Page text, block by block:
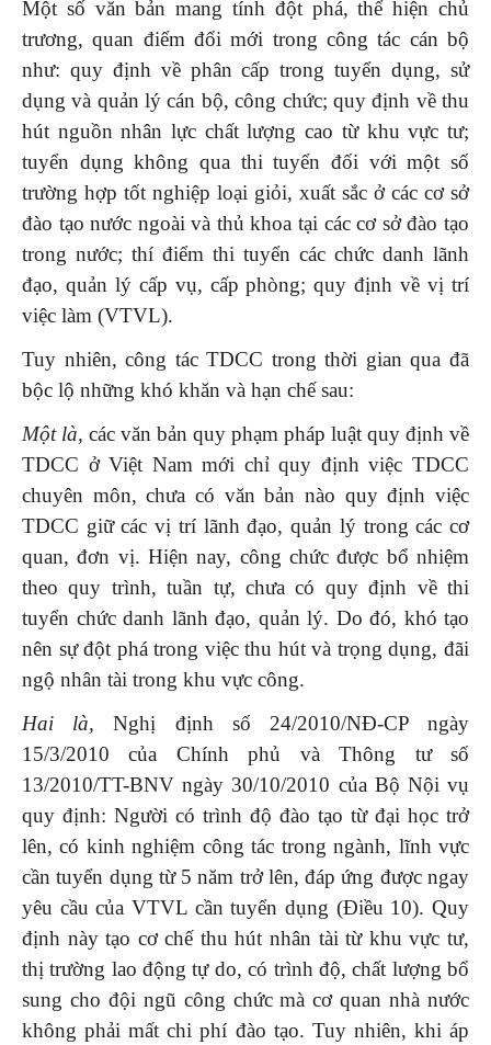
Một số văn bản mang tính đột phá, thể hiện chủ
trương, quan điểm đổi mới trong công tác cán bộ
như: quy định về phân cấp trong tuyển dụng, sử
dụng và quản lý cán bộ, công chức; quy định về thu
hút nguồn nhân lực chất lượng cao từ khu vực tư;
tuyển dụng không qua thi tuyển đối với một số
trường hợp tốt nghiệp loại giỏi, xuất sắc ở các cơ sở
đào tạo nước ngoài và thủ khoa tại các cơ sở đào tạo
trong nước; thí điểm thi tuyển các chức danh lãnh
đạo, quản lý cấp vụ, cấp phòng; quy định về vị trí
việc làm (VTVL).
Tuy nhiên, công tác TDCC trong thời gian qua đã
bộc lộ những khó khăn và hạn chế sau:
Một là, các văn bản quy phạm pháp luật quy định về
TDCC ở Việt Nam mới chỉ quy định việc TDCC
chuyên môn, chưa có văn bản nào quy định việc
TDCC giữ các vị trí lãnh đạo, quản lý trong các cơ
quan, đơn vị. Hiện nay, công chức được bổ nhiệm
theo quy trình, tuần tự, chưa có quy định về thi
tuyển chức danh lãnh đạo, quản lý. Do đó, khó tạo
nên sự đột phá trong việc thu hút và trọng dụng, đãi
ngộ nhân tài trong khu vực công.
Hai là, Nghị định số 24/2010/NĐ-CP ngày
15/3/2010 của Chính phủ và Thông tư số
13/2010/TT-BNV ngày 30/10/2010 của Bộ Nội vụ
quy định: Người có trình độ đào tạo từ đại học trở
lên, có kinh nghiệm công tác trong ngành, lĩnh vực
cần tuyển dụng từ 5 năm trở lên, đáp ứng được ngay
yêu cầu của VTVL cần tuyển dụng (Điều 10). Quy
định này tạo cơ chế thu hút nhân tài từ khu vực tư,
thị trường lao động tự do, có trình độ, chất lượng bổ
sung cho đội ngũ công chức mà cơ quan nhà nước
không phải mất chi phí đào tạo. Tuy nhiên, khi áp